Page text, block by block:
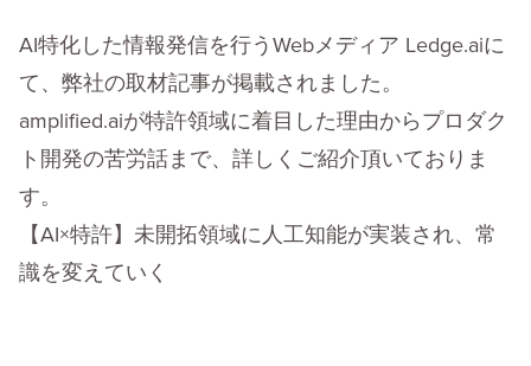
AI特化した情報発信を行うWebメディア Ledge.aiに
て、弊社の取材記事が掲載されました。
amplified.aiが特許領域に着目した理由からプロダク
ト開発の苦労話まで、詳しくご紹介頂いておりま
す。
【AI×特許】未開拓領域に人工知能が実装され、常
識を変えていく